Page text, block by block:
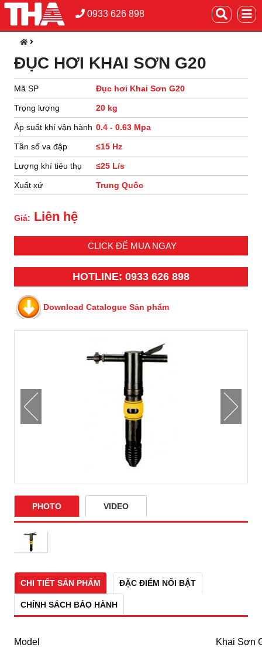
0933 626 898
ĐỤC HƠI KHAI SƠN G20
Mã SP Đục hơi Khai Sơn G20
Trọng lượng 20 kg
Áp suất khí vận hành 0.4 - 0.63 Mpa
Tần số va đập ≤15 Hz
Lượng khí tiêu thụ ≤25 L/s
Xuất xứ Trung Quốc
Giá: Liên hệ
CLICK ĐỂ MUA NGAY
HOTLINE: 0933 626 898
Download Catalogue Sản phẩm
PHOTO VIDEO
CHI TIẾT SẢN PHẨM ĐẶC ĐIỂM NỔI BẬT
CHÍNH SÁCH BẢO HÀNH
Model
Khai Sơn